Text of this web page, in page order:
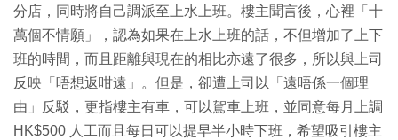
分店，同時將自己調派至上水上班。樓主聞言後，心裡「十
萬個不情願」，認為如果在上水上班的話，不但增加了上下
班的時間，而且距離與現在的相比亦遠了很多，所以與上司
反映「唔想返咁遠」。但是，卻遭上司以「遠唔係一個理
由」反駁，更指樓主有車，可以駕車上班，並同意每月上調
HK$500 人工而且每日可以提早半小時下班，希望吸引樓主